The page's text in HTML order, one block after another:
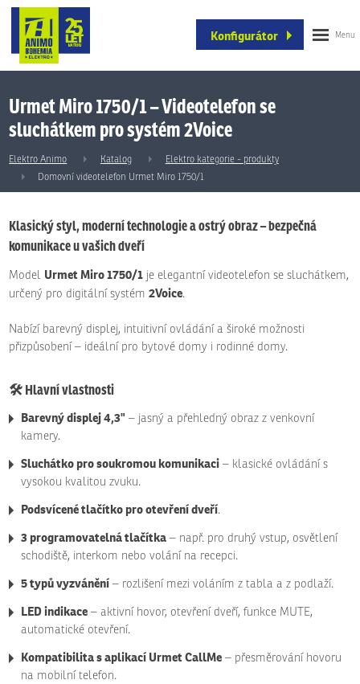
Konfigurátor
Urmet Miro 1750/1 – Videotelefon se
sluchátkem pro systém 2Voice
Elektro Animo Katalog
Elektro kategorie - produkty
Domovní videotelefon Urmet Miro 1750/1
Klasický styl, moderní technologie a ostrý obraz – bezpečná
komunikace u vašich dveří
Model Urmet Miro 1750/1 je elegantní videotelefon se sluchátkem,
určený pro digitální systém2Voice.
Nabízí barevný displej, intuitivní ovládání a široké možnosti
přizpůsobení – ideální pro bytové domy i rodinné domy.
🛠️ Hlavní vlastnosti
Barevný displej 4,3" – jasný a přehledný obraz z venkovní
kamery.
Sluchátko pro soukromou komunikaci – klasické ovládání s
vysokou kvalitou zvuku.
Podsvícené tlačítko pro otevření dveří.
3 programovatelná tlačítka – např. pro druhý vstup, osvětlení
schodiště, interkom nebo volání na recepci.
5 typů vyzvánění – rozlišení mezi voláním z tabla a z podlaží.
LED indikace – aktivní hovor, otevření dveří, funkce MUTE,
automatické otevření.
Kompatibilita s aplikací Urmet CallMe – přesměrování hovoru
na mobilní telefon.